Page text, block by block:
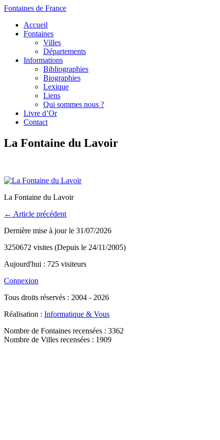
Fontaines de France
Accueil
Fontaines
Villes
Départements
Informations
Bibliographies
Biographies
Lexique
Liens
Qui sommes nous ?
Livre d’Or
Contact
La Fontaine du Lavoir
La Fontaine du Lavoir
← Article précédent
Dernière mise à jour le 31/07/2026
3250672 visites (Depuis le 24/11/2005)
Aujourd'hui : 725 visiteurs
Connexion
Tous droits réservés : 2004 - 2026
Réalisation : Informatique & Vous
Nombre de Fontaines recensées : 3362
Nombre de Villes recensées : 1909